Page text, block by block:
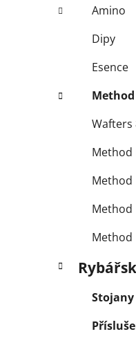
Amino
Dipy
Esence
Method
Wafters
Method
Method
Method
Method
Stojany